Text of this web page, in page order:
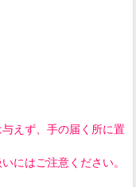
えず、手の届く所に置
にはご注意ください。